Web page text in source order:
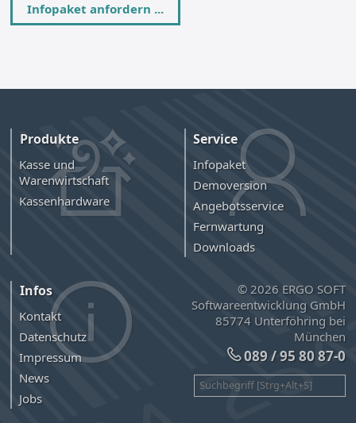
Infopaket anfordern ...
Produkte
Kasse und
Warenwirtschaft
Kassenhardware
Service
Infopaket
Demoversion
Angebotsservice
Fernwartung
Downloads
Infos
Kontakt
Datenschutz
Impressum
News
Jobs
© 2026 ERGO SOFT
Softwareentwicklung GmbH
85774 Unterföhring bei
München
089 / 95 80 87-0